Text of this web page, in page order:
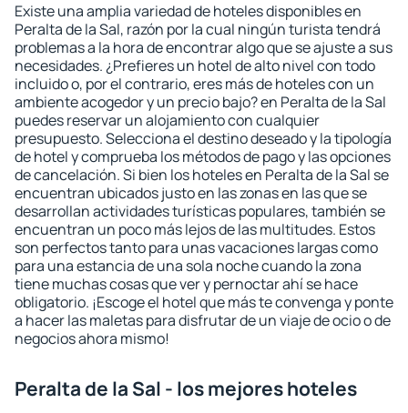
Existe una amplia variedad de hoteles disponibles en
Peralta de la Sal, razón por la cual ningún turista tendrá
problemas a la hora de encontrar algo que se ajuste a sus
necesidades. ¿Prefieres un hotel de alto nivel con todo
incluido o, por el contrario, eres más de hoteles con un
ambiente acogedor y un precio bajo? en Peralta de la Sal
puedes reservar un alojamiento con cualquier
presupuesto. Selecciona el destino deseado y la tipología
de hotel y comprueba los métodos de pago y las opciones
de cancelación. Si bien los hoteles en Peralta de la Sal se
encuentran ubicados justo en las zonas en las que se
desarrollan actividades turísticas populares, también se
encuentran un poco más lejos de las multitudes. Estos
son perfectos tanto para unas vacaciones largas como
para una estancia de una sola noche cuando la zona
tiene muchas cosas que ver y pernoctar ahí se hace
obligatorio. ¡Escoge el hotel que más te convenga y ponte
a hacer las maletas para disfrutar de un viaje de ocio o de
negocios ahora mismo!
Peralta de la Sal - los mejores hoteles